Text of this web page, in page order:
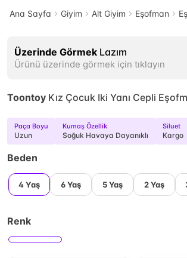
Ana Sayfa Giyim Alt Giyim Eşofman
Üzerinde Görmek Lazım
Ürünü üzerinde görmek için tıklayın
Toontoy Kız Çocuk Iki Yanı Cepli
Paça Boyu
Uzun
Kumaş Özellik
Soğuk Havaya Dayanıklı
Siluet
Kargo
Beden
4 Yaş 6 Yaş 5 Yaş 2 Yaş
Renk